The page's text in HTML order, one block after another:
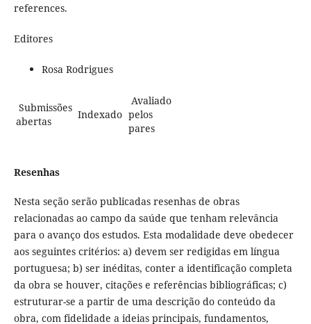
references.
Editores
Rosa Rodrigues
Submissões
abertas
Indexado
Avaliado
pelos
pares
Resenhas
Nesta seção serão publicadas resenhas de obras
relacionadas ao campo da saúde que tenham relevância
para o avanço dos estudos. Esta modalidade deve obedecer
aos seguintes critérios: a) devem ser redigidas em língua
portuguesa; b) ser inéditas, conter a identificação completa
da obra se houver, citações e referências bibliográficas; c)
estruturar-se a partir de uma descrição do conteúdo da
obra, com fidelidade a ideias principais, fundamentos,